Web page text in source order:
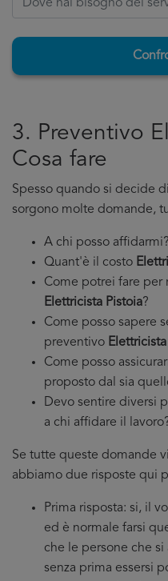
3. Preventivo
Cosa fare
Spesso quando si decide
sorgono molte domande,
A chi posso affidarmi?
Quant'è il costo
Come potrei fare per
Elettricista Pistoia?
Come posso sapere
preventivo Elettricista
Come posso
proposto dal sia
Devo sentire diversi
a chi affidare il
Se tutte queste domande
abbiamo due risposte qui
Prima risposta: si, il
ed è normale farsi
che le persone che
senza prima essersi